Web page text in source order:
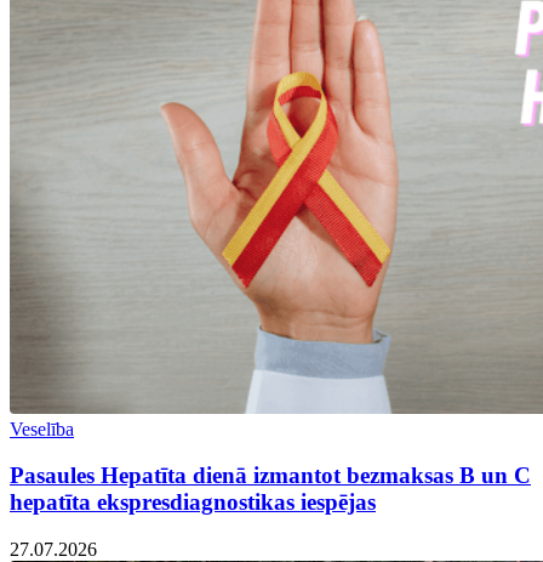
Veselība
Pasaules Hepatīta dienā izmantot bezmaksas B un C
hepatīta ekspresdiagnostikas iespējas
27.07.2026